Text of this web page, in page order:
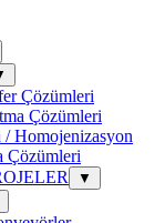
Çözümleri
Çözümleri
/ Homojenizasyon
Çözümleri
▼